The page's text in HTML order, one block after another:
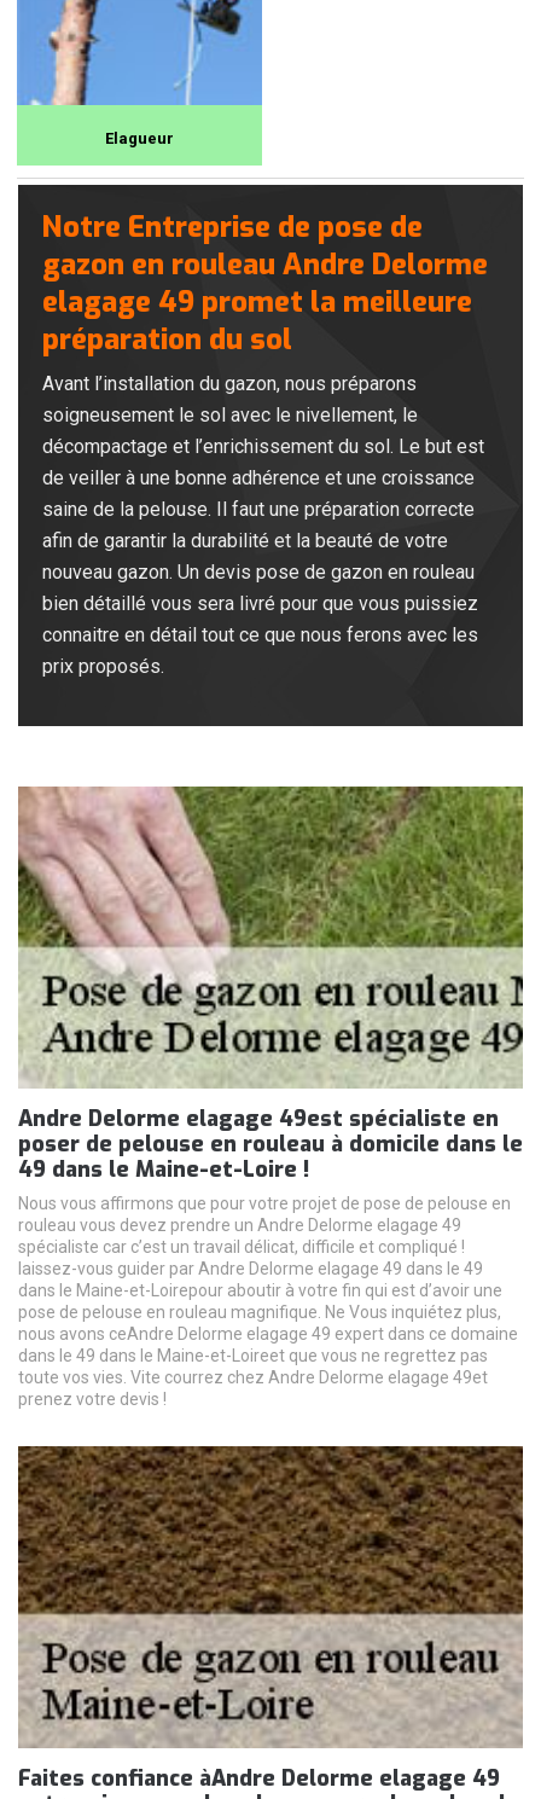
Elagueur
Notre Entreprise de pose de
gazon en rouleau Andre Delorme
elagage 49 promet la meilleure
préparation du sol
Avant l’installation du gazon, nous préparons
soigneusement le sol avec le nivellement, le
décompactage et l’enrichissement du sol. Le but est
de veiller à une bonne adhérence et une croissance
saine de la pelouse. Il faut une préparation correcte
afin de garantir la durabilité et la beauté de votre
nouveau gazon. Un devis pose de gazon en rouleau
bien détaillé vous sera livré pour que vous puissiez
connaitre en détail tout ce que nous ferons avec les
prix proposés.
Andre Delorme elagage 49est spécialiste en
poser de pelouse en rouleau à domicile dans le
49 dans le Maine-et-Loire !
Nous vous affirmons que pour votre projet de pose de pelouse en
rouleau vous devez prendre un Andre Delorme elagage 49
spécialiste car c’est un travail délicat, difficile et compliqué !
laissez-vous guider par Andre Delorme elagage 49 dans le 49
dans le Maine-et-Loirepour aboutir à votre fin qui est d’avoir une
pose de pelouse en rouleau magnifique. Ne Vous inquiétez plus,
nous avons ceAndre Delorme elagage 49 expert dans ce domaine
dans le 49 dans le Maine-et-Loireet que vous ne regrettez pas
toute vos vies. Vite courrez chez Andre Delorme elagage 49et
prenez votre devis !
Faites confiance àAndre Delorme elagage 49